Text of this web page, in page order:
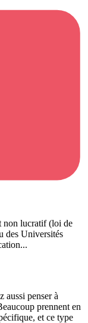
non lucratif (loi de
des Universités
aussi penser à
prennent en
et ce type